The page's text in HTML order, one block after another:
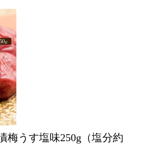
梅うす塩味250g（塩分約